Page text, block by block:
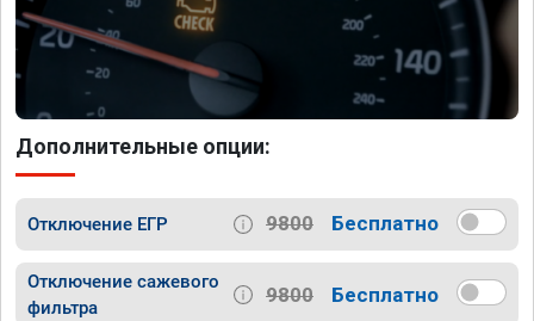
Дополнительные опции:
Отключение ЕГР 9800 Бесплатно
Отключение сажевого
фильтра
9800 Бесплатно